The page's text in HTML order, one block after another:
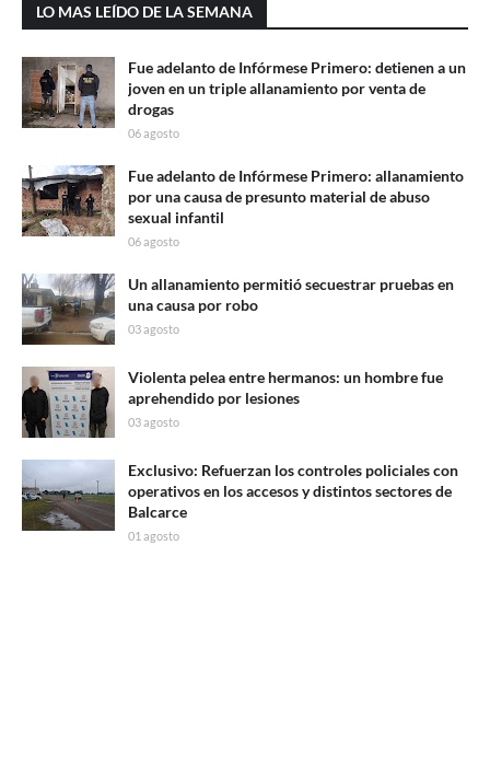
LO MAS LEÍDO DE LA SEMANA
Fue adelanto de Infórmese Primero: detienen a un
joven en un triple allanamiento por venta de
drogas
06 agosto
Fue adelanto de Infórmese Primero: allanamiento
por una causa de presunto material de abuso
sexual infantil
06 agosto
Un allanamiento permitió secuestrar pruebas en
una causa por robo
03 agosto
Violenta pelea entre hermanos: un hombre fue
aprehendido por lesiones
03 agosto
Exclusivo: Refuerzan los controles policiales con
operativos en los accesos y distintos sectores de
Balcarce
01 agosto